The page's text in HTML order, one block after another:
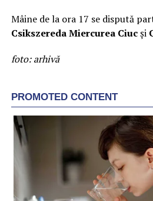
Mâine de la ora 17 se dispută
Csikszereda Miercurea Ciucși
foto: arhivă